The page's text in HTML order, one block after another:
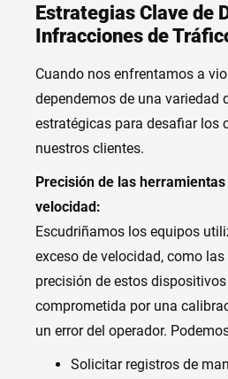
Estrategias Clave de
Infracciones de
Cuando nos enfrentamos a
dependemos de una variedad
estratégicas para desafiar los
nuestros clientes.
Precisión de las
velocidad:
Escudriñamos los equipos
exceso de velocidad, como
precisión de estos
comprometida por una
un error del operador.
Solicitar registros de